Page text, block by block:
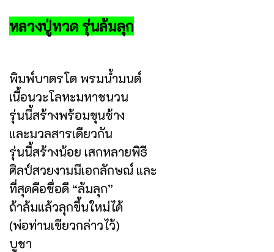
หลวงปู่ทวด รุ่นล้มลุก
พิมพ์บาตรโต พรมน้ำมนต์
เนื้อนวะโลหะมหาชนวน
รุ่นนี้สร้างพร้อมขุนช้าง
และมวลสารเดียวกัน
รุ่นนี้สร้างน้อย เสกหลายพิธี
ศิลป์สวยงามมีเอกลักษณ์ และ
ที่สุดคือชื่อดี “ล้มลุก”
ถ้าล้มแล้วลุกขึ้นใหม่ได้
(พ่อท่านเขียวกล่าวไว้)
บูชา